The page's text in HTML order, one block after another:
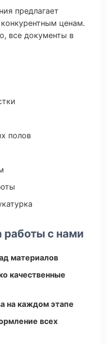
предлагает
ценам.
все документы в
полов
с нами
материалов
качественные
на каждом этапе
всех